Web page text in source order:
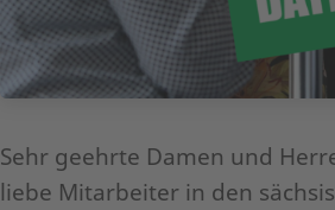
Sehr geehrte Damen und
liebe Mitarbeiter in den